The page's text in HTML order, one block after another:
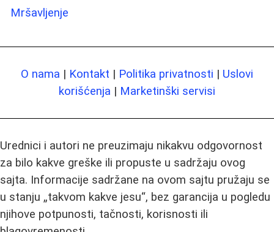
Mršavljenje
O nama | Kontakt | Politika privatnosti | Uslovi
korišćenja | Marketinški servisi
Urednici i autori ne preuzimaju nikakvu odgovornost
za bilo kakve greške ili propuste u sadržaju ovog
sajta. Informacije sadržane na ovom sajtu pružaju se
u stanju „takvom kakve jesu“, bez garancija u pogledu
njihove potpunosti, tačnosti, korisnosti ili